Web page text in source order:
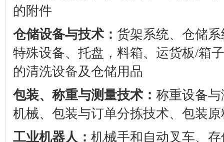
的附件
仓储设备与技术： 货架系统、仓储
特殊设备、托盘，料箱、运货板/箱
的清洗设备及仓储用品
包装、称重与测量技术： 称重设备
机械、包装与订单分拣技术、包装原
工业机器人： 机械手和自动叉车、